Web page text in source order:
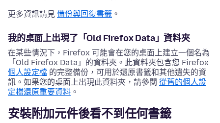
更多資訊請見 備份與回復書籤 。
我的桌面上出現了「Old Firefox Data」資料夾
在某些情況下，Firefox 可能會在您的桌面上建立一個名為
「Old Firefox Data」的資料夾。此資料夾包含您 Firefox
個人設定檔 的完整備份，可用於還原書籤和其他遺失的資
訊。如果您的桌面上出現此資料夾，請參閱 從舊的個人設
定檔還原重要資料 。
安裝附加元件後看不到任何書籤